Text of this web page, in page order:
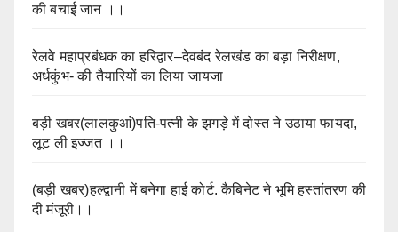
की बचाई जान ।।
रेलवे महाप्रबंधक का हरिद्वार–देवबंद रेलखंड का बड़ा निरीक्षण,
अर्धकुंभ- की तैयारियों का लिया जायजा
बड़ी खबर(लालकुआं)पति-पत्नी के झगड़े में दोस्त ने उठाया फायदा,
लूट ली इज्जत ।।
(बड़ी खबर)हल्द्वानी में बनेगा हाई कोर्ट. कैबिनेट ने भूमि हस्तांतरण की
दी मंजूरी।।